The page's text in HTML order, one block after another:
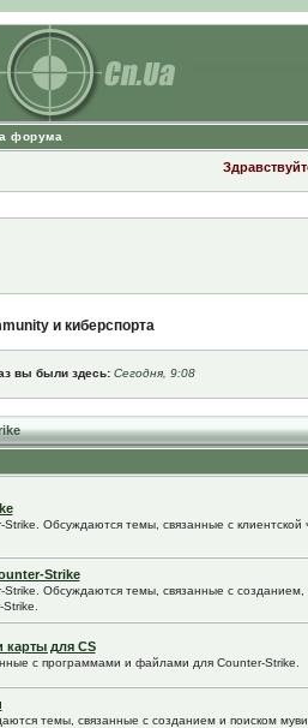
форума
и киберспорта
вы были здесь: Сегодня, 9:08
Strike. Обсуждаются темы, связанные с клиентской
Strike
Strike. Обсуждаются темы, связанные с
для CS
с программами и файлами для Counter-Strike.
темы, связанные с созданием и поиском